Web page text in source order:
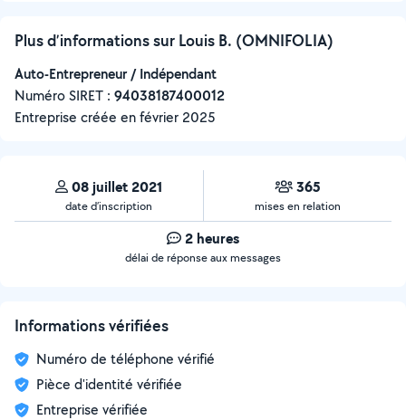
Plus d’informations sur Louis B. (OMNIFOLIA)
Auto-Entrepreneur / Indépendant
Numéro SIRET : ‍94038187400012
Entreprise créée enfévrier 2025
08 juillet 2021
date d’inscription
365
mises en relation
2 heures
délai de réponse aux messages
Informations vérifiées
Numéro de téléphone vérifié
Pièce d'identité vérifiée
Entreprise vérifiée